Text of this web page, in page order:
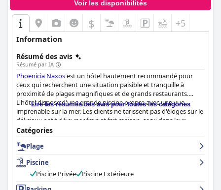
Voir les disponibilités
$ +5
Information
Résumé des avis
Résumé par IA
Phoenicia Naxosest un hôtel hautement recommandé pour
ceux qui recherchent une situation paisible et tranquille à
proximité de plages magnifiques et de grands restaurants.
L'hôtel dispose d'une grande piscine propre avec une vue
imprenable sur la mer. Les clients ne tarissent pas d'éloges sur le
délicieux petit déjeuner frais et fait maison, servi dans leur
chambre ou à l'extérieur avec vue sur la mer. Les chambres sont
spacieuses, modernes et bien décorées, avec des balcons
offrant de magnifiques vues sur la mer. Le personnel est
exceptionnel, décrit comme gentil, amical, professionnel et
accommodant. La piscine extérieure est l'un des points forts de
l'hôtel et les clients louent son intimité et sa beauté. L'hôtel est
Lire les résumés des avis pour toutes les catégories
Catégories
Plage
Piscine
Piscine Privée
Piscine Extérieure